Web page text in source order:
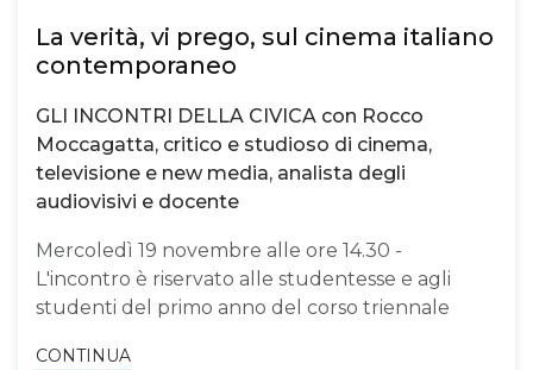
La verità, vi prego, sul cinema italiano
contemporaneo
GLI INCONTRI DELLA CIVICA con Rocco
Moccagatta, critico e studioso di cinema,
televisione e new media, analista degli
audiovisivi e docente
Mercoledì 19 novembre alle ore 14.30 -
L'incontro è riservato alle studentesse e agli
studenti del primo anno del corso triennale
CONTINUA